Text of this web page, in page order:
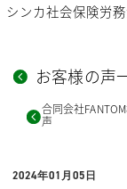
シンカ社会保険労
お客様の声
合同会社
声
2024年01月05日